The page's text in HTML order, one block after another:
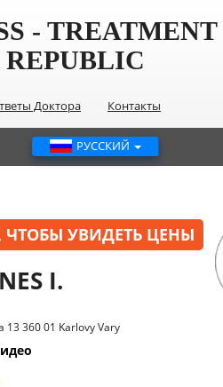
-
Доктора Контакты
РУССКИЙ
ЧТОБЫ УВИДЕТЬ ЦЕНЫ
I.
13 360 01 Karlovy Vary